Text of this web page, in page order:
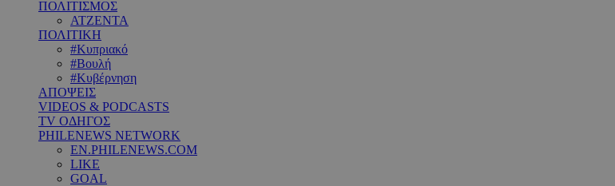
ΠΟΛΙΤΙΣΜΟΣ
ΑΤΖΕΝΤΑ
ΠΟΛΙΤΙΚΗ
#Κυπριακό
#Βουλή
#Κυβέρνηση
ΑΠΟΨΕΙΣ
VIDEOS & PODCASTS
TV ΟΔΗΓΟΣ
PHILENEWS NETWORK
EN.PHILENEWS.COM
LIKE
GOAL